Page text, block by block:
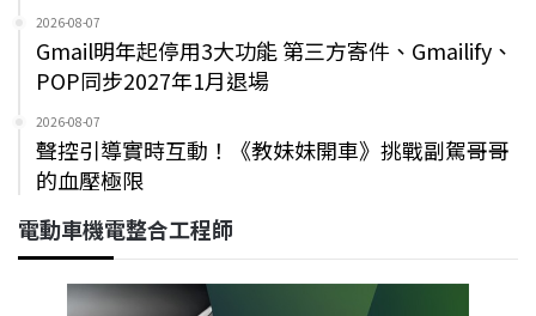
2026-08-07
Gmail明年起停用3大功能 第三方寄件、Gmailify、
POP同步2027年1月退場
2026-08-07
聲控引導實時互動！《教妹妹開車》挑戰副駕哥哥
的血壓極限
電動車機電整合工程師